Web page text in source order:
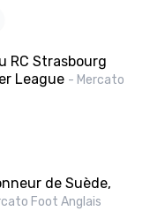
RC Strasbourg
League - Mercato
de Suède,
Foot Anglais